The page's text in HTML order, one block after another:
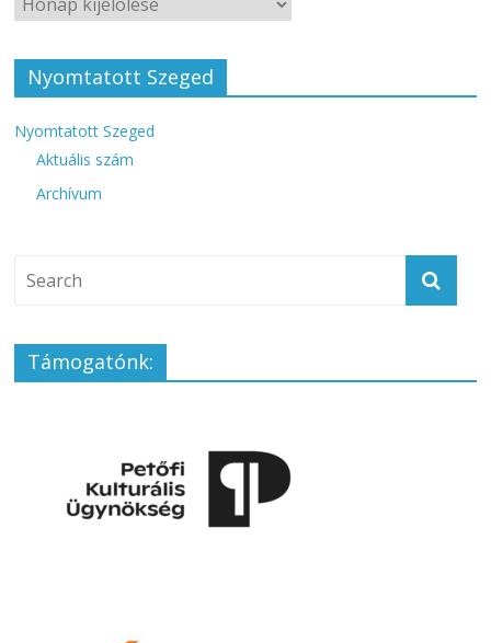
Nyomtatott Szeged
Nyomtatott Szeged
Aktuális szám
Archívum
Támogatónk: